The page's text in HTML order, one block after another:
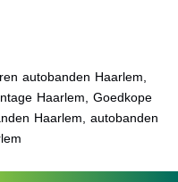
autobanden Haarlem,
Haarlem, Goedkope
Haarlem, autobanden